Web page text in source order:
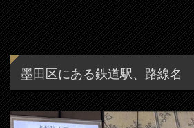
墨田区にある鉄道駅、路線名